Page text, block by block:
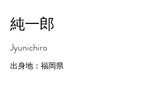
​純一郎
Jyunichiro​
​出身地：福岡県